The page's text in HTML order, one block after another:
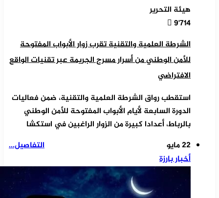
هيئة التحرير
9٬714
الشرطة العلمية والتقنية تقرب زوار الأبواب المفتوحة
للأمن الوطني من أسرار مسرح الجريمة عبر تقنيات الواقع
الافتراضي
استقطب رواق الشرطة العلمية والتقنية، ضمن فعاليات
الدورة السابعة لأيام الأبواب المفتوحة للأمن الوطني
بالرباط، أعدادا كبيرة من الزوار الراغبين في استكشا
التفاصيل...
22 مايو
أخبار بارزة